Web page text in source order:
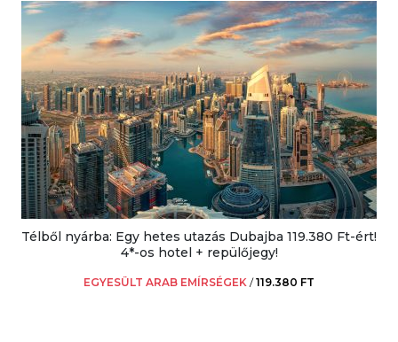
Télből nyárba: Egy hetes utazás Dubajba 119.380 Ft-ért!
4*-os hotel + repülőjegy!
EGYESÜLT ARAB EMÍRSÉGEK /119.380 FT